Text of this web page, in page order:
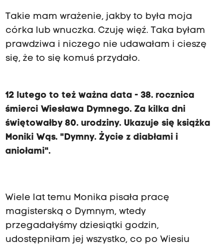
Takie mam wrażenie, jakby to była moja
córka lub wnuczka. Czuję więź. Taka byłam
prawdziwa i niczego nie udawałam i cieszę
się, że to się komuś przydało.
12 lutego to też ważna data - 38. rocznica
śmierci Wiesława Dymnego. Za kilka dni
świętowałby 80. urodziny. Ukazuje się książka
Moniki Wąs. "Dymny. Życie z diabłami i
aniołami".
Wiele lat temu Monika pisała pracę
magisterską o Dymnym, wtedy
przegadałyśmy dziesiątki godzin,
udostępniłam jej wszystko, co po Wiesiu